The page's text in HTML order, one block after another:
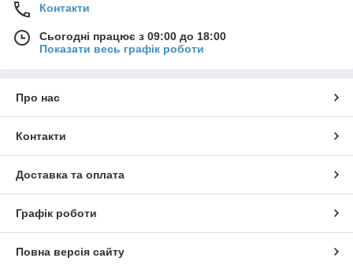
Контакти
Сьогодні працює з 09:00 до 18:00
Показати весь графік роботи
Про нас
Контакти
Доставка та оплата
Графік роботи
Повна версія сайту